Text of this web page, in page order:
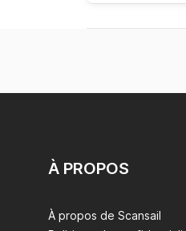
À PROPOS
À propos de Scansail